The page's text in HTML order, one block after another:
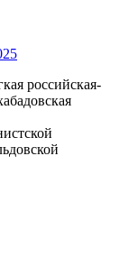
российская-